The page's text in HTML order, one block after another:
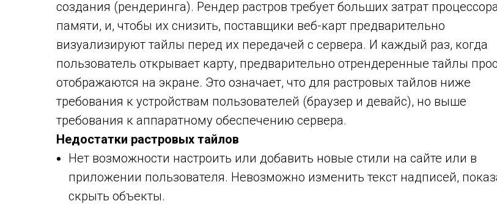
создания (рендеринга). Рендер растров требует больших затрат
памяти, и, чтобы их снизить, поставщики веб-карт предварительно
визуализируют тайлы перед их передачей с сервера. И каждый раз, когда
пользователь открывает карту, предварительно отрендеренные тайлы
отображаются на экране. Это означает, что для растровых тайлов ниже
требования к устройствам пользователей (браузер и девайс), но выше
требования к аппаратному обеспечению сервера.
Недостатки растровых тайлов
Нет возможности настроить или добавить новые стили на сайте или в
приложении пользователя. Невозможно изменить текст надписей,
скрыть объекты.